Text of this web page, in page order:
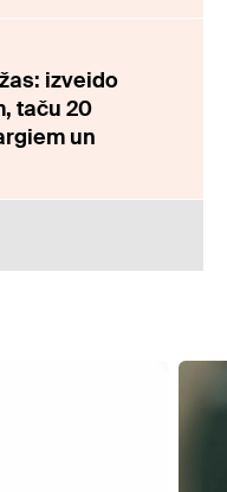
izveido
taču 20
un